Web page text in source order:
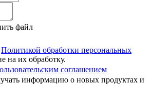
файл
Политикой обработки персональных
на их обработку.
соглашением
информацию о новых продуктах и